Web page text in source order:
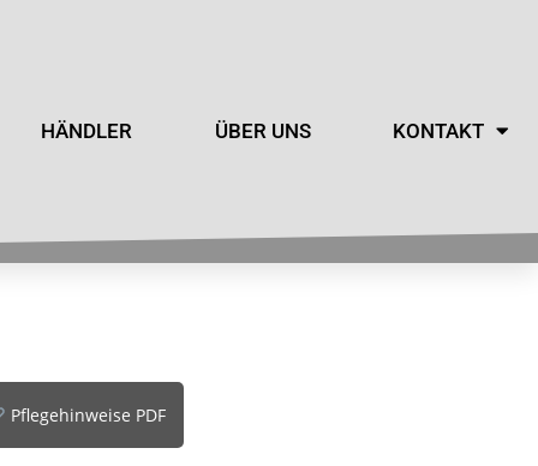
HÄNDLER ÜBER UNS KONTAKT
Pflegehinweise PDF